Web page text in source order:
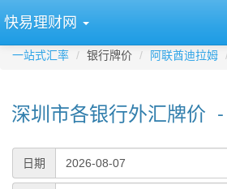
快易理财网
一站式汇率 银行牌价 阿联酋迪拉姆
深圳市各银行外汇牌价
日期